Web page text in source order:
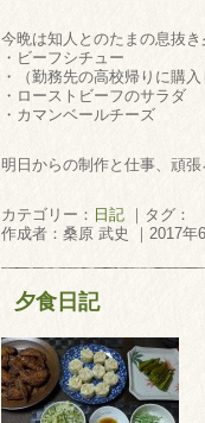
今晩は知人とのたまの息抜
・ビーフシチュー
・（勤務先の高校帰りに購
・ローストビーフのサラダ
・カマンベールチーズ
明日からの制作と仕事、頑張
カテゴリー： 日記 ｜タグ：
作成者：桑原 武史 ｜2017年
夕食日記